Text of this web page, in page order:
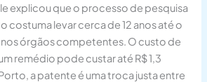
explicou que o processo de pesquisa
costuma levar cerca de 12 anos até o
órgãos competentes. O custo de
remédio pode custar até R$ 1,3
a patente é uma troca justa entre